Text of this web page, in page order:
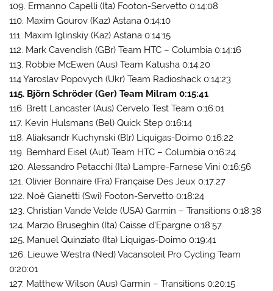
109. Ermanno Capelli (Ita) Footon-Servetto 0:14:08
110. Maxim Gourov (Kaz) Astana 0:14:10
111. Maxim Iglinskiy (Kaz) Astana 0:14:15
112. Mark Cavendish (GBr) Team HTC – Columbia 0:14:16
113. Robbie McEwen (Aus) Team Katusha 0:14:20
114 Yaroslav Popovych (Ukr) Team Radioshack 0:14:23
115. Björn Schröder (Ger) Team Milram 0:15:41
116. Brett Lancaster (Aus) Cervelo Test Team 0:16:01
117. Kevin Hulsmans (Bel) Quick Step 0:16:14
118. Aliaksandr Kuchynski (Blr) Liquigas-Doimo 0:16:22
119. Bernhard Eisel (Aut) Team HTC – Columbia 0:16:24
120. Alessandro Petacchi (Ita) Lampre-Farnese Vini 0:16:56
121. Olivier Bonnaire (Fra) Française Des Jeux 0:17:27
122. Noè Gianetti (Swi) Footon-Servetto 0:18:24
123. Christian Vande Velde (USA) Garmin – Transitions 0:18:38
124. Marzio Bruseghin (Ita) Caisse d’Epargne 0:18:57
125. Manuel Quinziato (Ita) Liquigas-Doimo 0:19:41
126. Lieuwe Westra (Ned) Vacansoleil Pro Cycling Team
0:20:01
127. Matthew Wilson (Aus) Garmin – Transitions 0:20:15